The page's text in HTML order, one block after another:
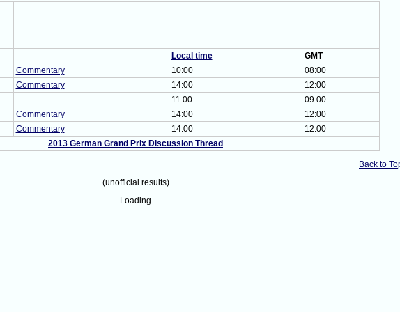
Local time
GMT
Commentary 10:00
08:00
Commentary 14:00
12:00
11:00
09:00
Commentary 14:00
12:00
Commentary 14:00
12:00
2013 German Grand Prix Discussion Thread
Back to
(unofficial results)
Loading